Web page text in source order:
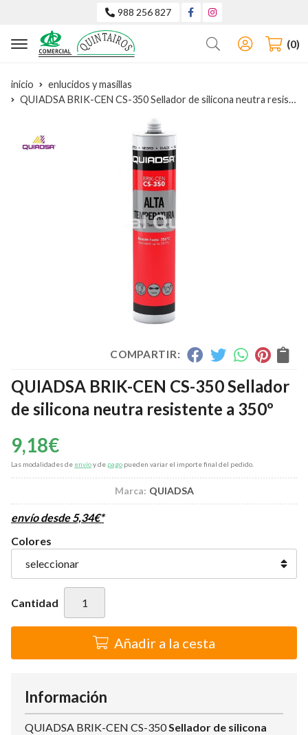
988 256 827
Buscar 0
inicio
enlucidos y masillas
QUIADSA BRIK-CEN CS-350 Sellador de silicona neutra resistente a 350º
COMPARTIR:
QUIADSA BRIK-CEN CS-350 Sellador
de silicona neutra resistente a 350º
9,18€
Las modalidades de envíoy de pago pueden variar el importe final del pedido.
Marca: QUIADSA
envío desde5,34€*
Colores
Cantidad
Añadir a la cesta
Información
QUIADSA BRIK-CEN CS-350Sellador de silicona